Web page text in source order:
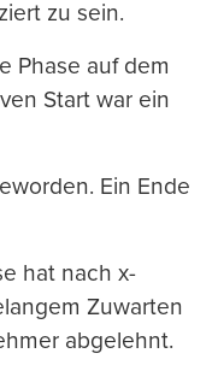
zu sein.
Phase auf dem
Start war ein
Ein Ende
hat nach x-
Zuwarten
abgelehnt.